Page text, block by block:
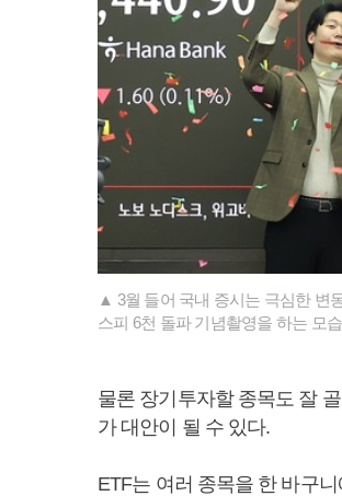
▲ 3월 들어 국내 증시는 극심한 변
스피 6천 돌파 기념촬영을 하는 모
물론 장기투자할 종목도 잘
가 대안이 될 수 있다.
ETF는 여러 종목을 한 바구